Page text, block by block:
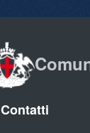
Contatti